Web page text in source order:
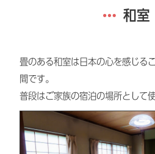
和室
畳のある和室は日本の心を感じる
間です。
普段はご家族の宿泊の場所として